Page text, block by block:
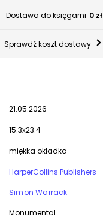
Dostawa do księgarni 0 zł
Sprawdź koszt dostawy
21.05.2026
15.3x23.4
miękka okładka
HarperCollins Publishers
Simon Warrack
Monumental